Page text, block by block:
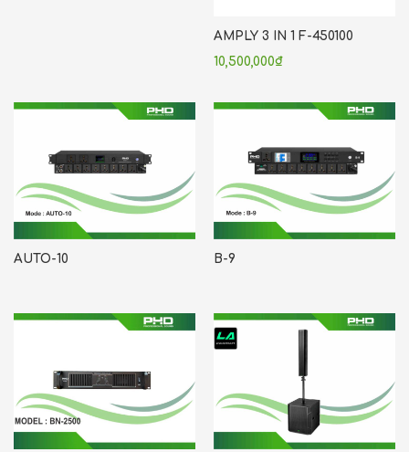
AMPLY 3 IN 1 F-450100
10,500,000₫
AUTO-10 B-9